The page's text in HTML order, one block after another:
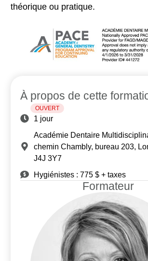
théorique ou pratique.
À propos de cette
OUVERT
1 jour
Académie Dentaire
chemin Chambly, bureau 203,
J4J 3Y7
Hygiénistes : 775 $ + taxes
Formateur